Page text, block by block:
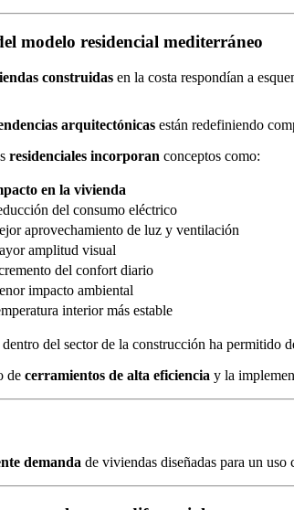
modelo residencial mediterráneo
construidas en la costa respondían a
arquitectónicas están redefiniendo
residenciales incorporan conceptos como:
en la vivienda
del consumo eléctrico
aprovechamiento de luz y ventilación
amplitud visual
del confort diario
impacto ambiental
interior más estable
dentro del sector de la construcción ha permitido
de cerramientos de alta eficiencia y la
demanda de viviendas diseñadas para un